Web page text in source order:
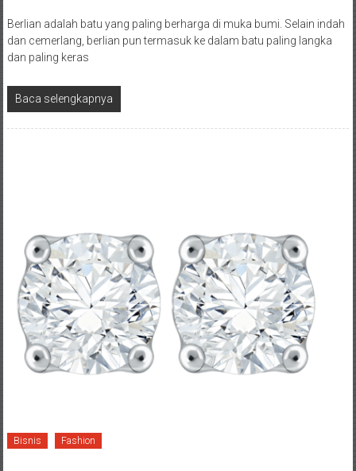
Berlian adalah batu yang paling berharga di muka bumi. Selain indah
dan cemerlang, berlian pun termasuk ke dalam batu paling langka
dan paling keras
Baca selengkapnya
Bisnis Fashion